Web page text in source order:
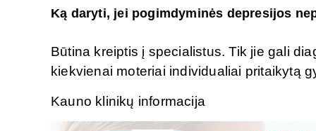
Ką daryti, jei pogimdyminės depresijos
Būtina kreiptis į specialistus. Tik jie gali
kiekvienai moteriai individualiai pritaikytą
Kauno klinikų informacija